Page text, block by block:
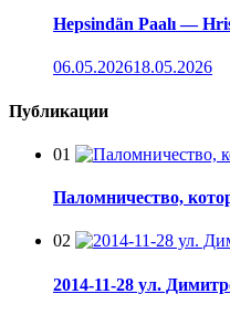
Hepsindän Paalı —
06.05.202618.05.2026
Публикации
01
Паломничество,
02
2014-11-28 ул.